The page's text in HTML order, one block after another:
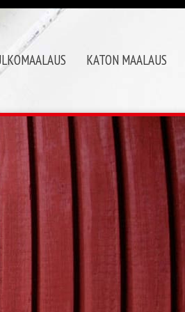
KATON MAALAUS